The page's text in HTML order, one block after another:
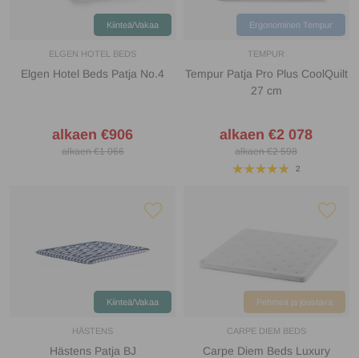
Kiinteä/Vakaa
ELGEN HOTEL BEDS
Elgen Hotel Beds Patja No.4
alkaen €906
alkaen €1 066
Ergonominen Tempur
TEMPUR
Tempur Patja Pro Plus CoolQuilt
27 cm
alkaen €2 078
alkaen €2 598
2
Kiinteä/Vakaa
HÄSTENS
Hästens Patja BJ
Pehmeä ja joustava
CARPE DIEM BEDS
Carpe Diem Beds Luxury